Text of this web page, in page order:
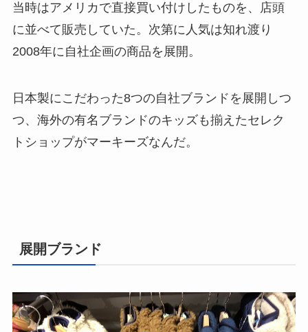
当時はアメリカで直接買い付けしたものを、店頭
に並べて販売していた。次第に人気は知れ渡り
2008年に自社企画の商品を展開。
日本製にこだわった8つの自社ブランドを展開しつ
つ、海外の有名ブランドのキッズも揃えたセレク
トショップがマーキーズなんだ。
展開ブランド